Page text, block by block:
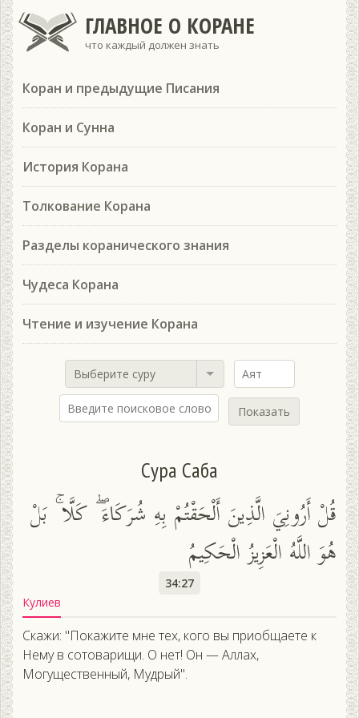
ГЛАВНОЕ О КОРАНЕ
что каждый должен знать
Коран и предыдущие Писания
Коран и Сунна
История Корана
Толкование Корана
Разделы коранического знания
Чудеса Корана
Чтение и изучение Корана
Выберите суру
Показать
Сура Саба
قُلْ أَرُونِيَ الَّذِينَ أَلْحَقْتُمْ بِهِ شُرَكَاءَ ۖ كَلَّا ۚ بَلْ
هُوَ اللَّهُ الْعَزِيزُ الْحَكِيمُ
34:27
Кулиев
Скажи: "Покажите мне тех, кого вы приобщаете к
Нему в сотоварищи. О нет! Он — Аллах,
Могущественный, Мудрый".